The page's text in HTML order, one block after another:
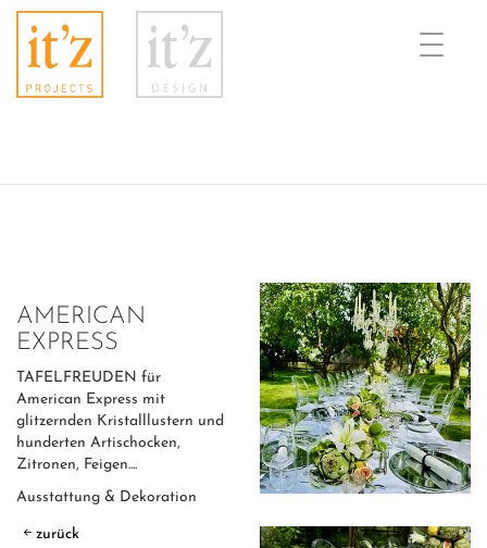
Toggle
AMERICAN
EXPRESS
TAFELFREUDEN für
American Express mit
glitzernden Kristalllustern und
hunderten Artischocken,
Zitronen, Feigen....
Ausstattung & Dekoration
zurück